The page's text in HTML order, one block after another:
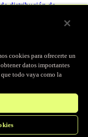
distribución de
cookies para ofrecerte un
datos importantes
todo vaya como la